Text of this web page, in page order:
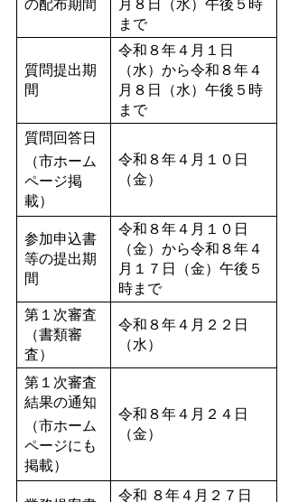
の配布期間
月８日（水）午後５時
まで
質問提出期
間
令和８年４月１日
（水）から令和８年４
月８日（水）午後５時
まで
質問回答日
（市ホーム
ページ掲
載）
令和８年４月１０日
（金）
参加申込書
等の提出期
間
令和８年４月１０日
（金）から令和８年４
月１７日（金）午後５
時まで
第１次審査
（書類審
査）
令和８年４月２２日
（水）
第１次審査
結果の通知
（市ホーム
ページにも
掲載）
令和８年４月２４日
（金）
令和 ８年４月２７日